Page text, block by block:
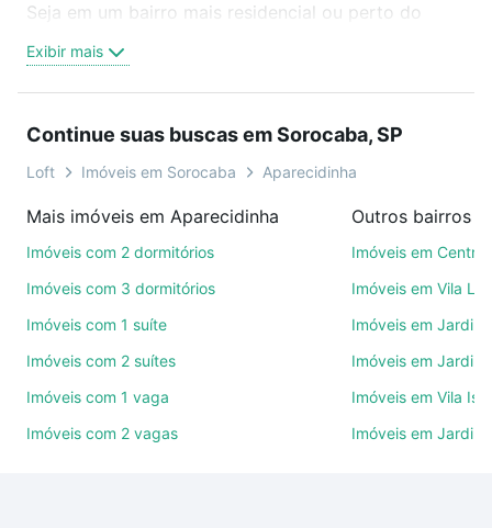
Seja em um bairro mais residencial ou perto do
oferta ideal de Imóveis à venda em Aparecidinha,
Sorocaba, SP para conquistar seu sonho. Agende
sem compromisso e você ainda conta com mais de
46 mil corretores e imobiliárias te ajudando na
Como escolher um imóvel?
Use barra de busca no topo para pesquisar por
também pode usar os filtros como quantidade de
quartos, suítes, com ou sem vaga de garagem para
combinar perfeitamente com o preço, metragem e
festas ou área verde e encontrar Imóveis à venda
Exibir mais
Continue suas buscas em Sorocaba, SP
Loft Imóveis em Sorocaba Aparecidinha
Mais imóveis em Aparecidinha
Imóveis com 2 dormitórios
Imóveis com 3 dormitórios
Imóveis com 1 suíte
Imóveis com 2 suítes
Imóveis com 1 vaga
Imóveis com 2 vagas
Outros bairros
Imóveis em Centro
Imóveis em Vila
Imóveis em Jardim
Imóveis em Jardim
Imóveis em Vila
Imóveis em Jardim